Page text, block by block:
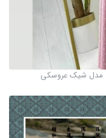
مدل شیک عروسکی